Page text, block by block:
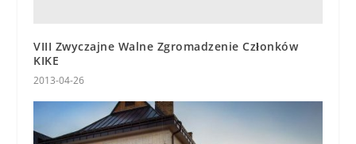
VIII Zwyczajne Walne Zgromadzenie Członków
KIKE
2013-04-26